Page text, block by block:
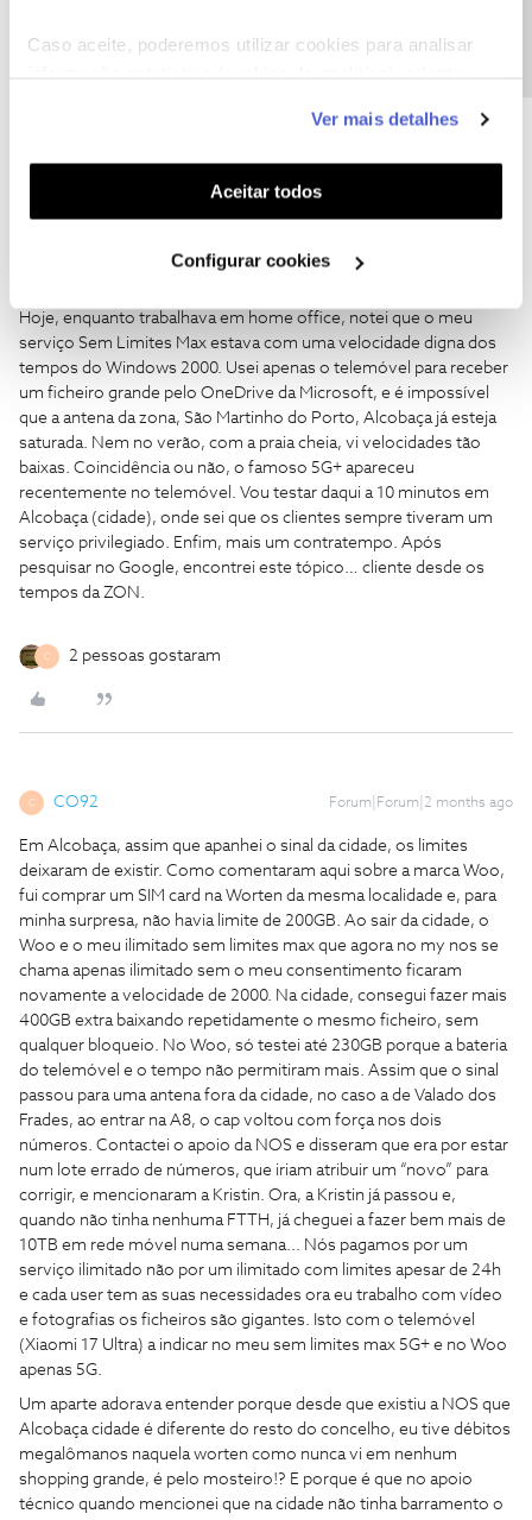
Caso aceite, poderemos utilizar cookies para analisar
funcionalidades (cookies de personalização e
funcionalidade) e adaptar anúncios aos seus interesses
(cookies de publicidade personalizada). Pode gerir a
utilização dos cookies clicando em "Configurar
Ver mais detalhes
Aceitar todos
Configurar cookies
Cell Broadcast :: Cell Info :: SMS-CB :: Difusão Celular :: PWS
Public Warning System -
Hoje, enquanto trabalhava em home office, notei que o meu
serviço Sem Limites Max estava com uma velocidade digna dos
tempos do Windows 2000. Usei apenas o telemóvel para receber
um ficheiro grande pelo OneDrive da Microsoft, e é impossível
que a antena da zona, São Martinho do Porto, Alcobaça já esteja
saturada. Nem no verão, com a praia cheia, vi velocidades tão
baixas. Coincidência ou não, o famoso 5G+ apareceu
recentemente no telemóvel. Vou testar daqui a 10 minutos em
Alcobaça (cidade), onde sei que os clientes sempre tiveram um
serviço privilegiado. Enfim, mais um contratempo. Após
pesquisar no Google, encontrei este tópico… cliente desde os
tempos da ZON.
C 2 pessoas gostaram
C CO92 Forum|Forum|2 months ago
Em Alcobaça, assim que apanhei o sinal da cidade, os limites
deixaram de existir. Como comentaram aqui sobre a marca Woo,
fui comprar um SIM card na Worten da mesma localidade e, para
minha surpresa, não havia limite de 200GB. Ao sair da cidade, o
Woo e o meu ilimitado sem limites max que agora no my nos se
chama apenas ilimitado sem o meu consentimento ficaram
novamente a velocidade de 2000. Na cidade, consegui fazer mais
400GB extra baixando repetidamente o mesmo ficheiro, sem
qualquer bloqueio. No Woo, só testei até 230GB porque a bateria
do telemóvel e o tempo não permitiram mais. Assim que o sinal
passou para uma antena fora da cidade, no caso a de Valado dos
Frades, ao entrar na A8, o cap voltou com força nos dois
números. Contactei o apoio da NOS e disseram que era por estar
num lote errado de números, que iriam atribuir um “novo” para
corrigir, e mencionaram a Kristin. Ora, a Kristin já passou e,
quando não tinha nenhuma FTTH, já cheguei a fazer bem mais de
10TB em rede móvel numa semana... Nós pagamos por um
serviço ilimitado não por um ilimitado com limites apesar de 24h
e cada user tem as suas necessidades ora eu trabalho com vídeo
e fotografias os ficheiros são gigantes. Isto com o telemóvel
(Xiaomi 17 Ultra) a indicar no meu sem limites max 5G+ e no Woo
apenas 5G.
Um aparte adorava entender porque desde que existiu a NOS que
Alcobaça cidade é diferente do resto do concelho, eu tive débitos
megalômanos naquela worten como nunca vi em nenhum
shopping grande, é pelo mosteiro!? E porque é que no apoio
técnico quando mencionei que na cidade não tinha barramento o